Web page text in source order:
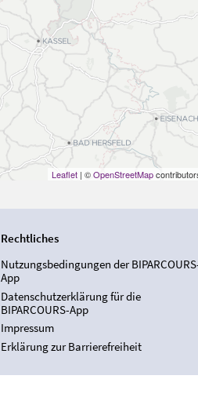
Leaflet| ©OpenStreetMap
Rechtliches
Nutzungsbedingungen der
App
Datenschutzerklärung für die
BIPARCOURS-App
Impressum
Erklärung zur Barrierefreiheit